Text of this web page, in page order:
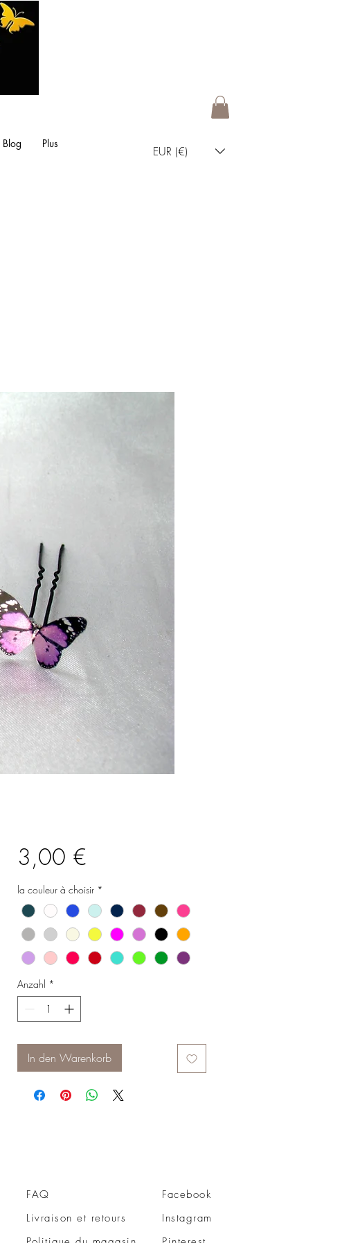
Blog Plus EUR (€)
3,00 €Preis
la couleur à choisir *
Anzahl *
In den Warenkorb
FAQ
Livraison et retours
Facebook
Instagram